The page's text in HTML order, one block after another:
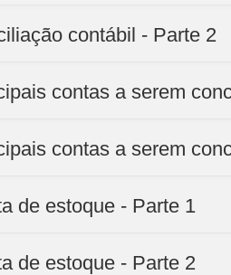
contábil - Parte 2
contas a serem
contas a serem
de estoque - Parte 1
de estoque - Parte 2